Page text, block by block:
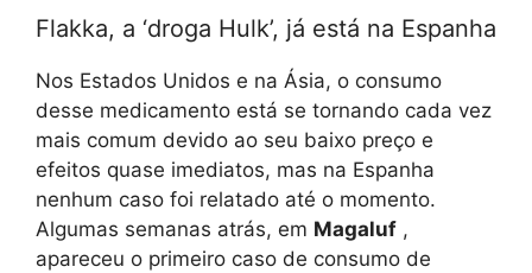
Flakka, a ‘droga Hulk’, já está na Espanha
Nos Estados Unidos e na Ásia, o consumo
desse medicamento está se tornando cada vez
mais comum devido ao seu baixo preço e
efeitos quase imediatos, mas na Espanha
nenhum caso foi relatado até o momento.
Algumas semanas atrás, em Magaluf ,
apareceu o primeiro caso de consumo de